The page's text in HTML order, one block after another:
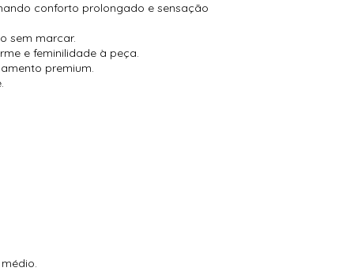
conforto prolongado e sensação
sem marcar.
e feminilidade à peça.
premium.